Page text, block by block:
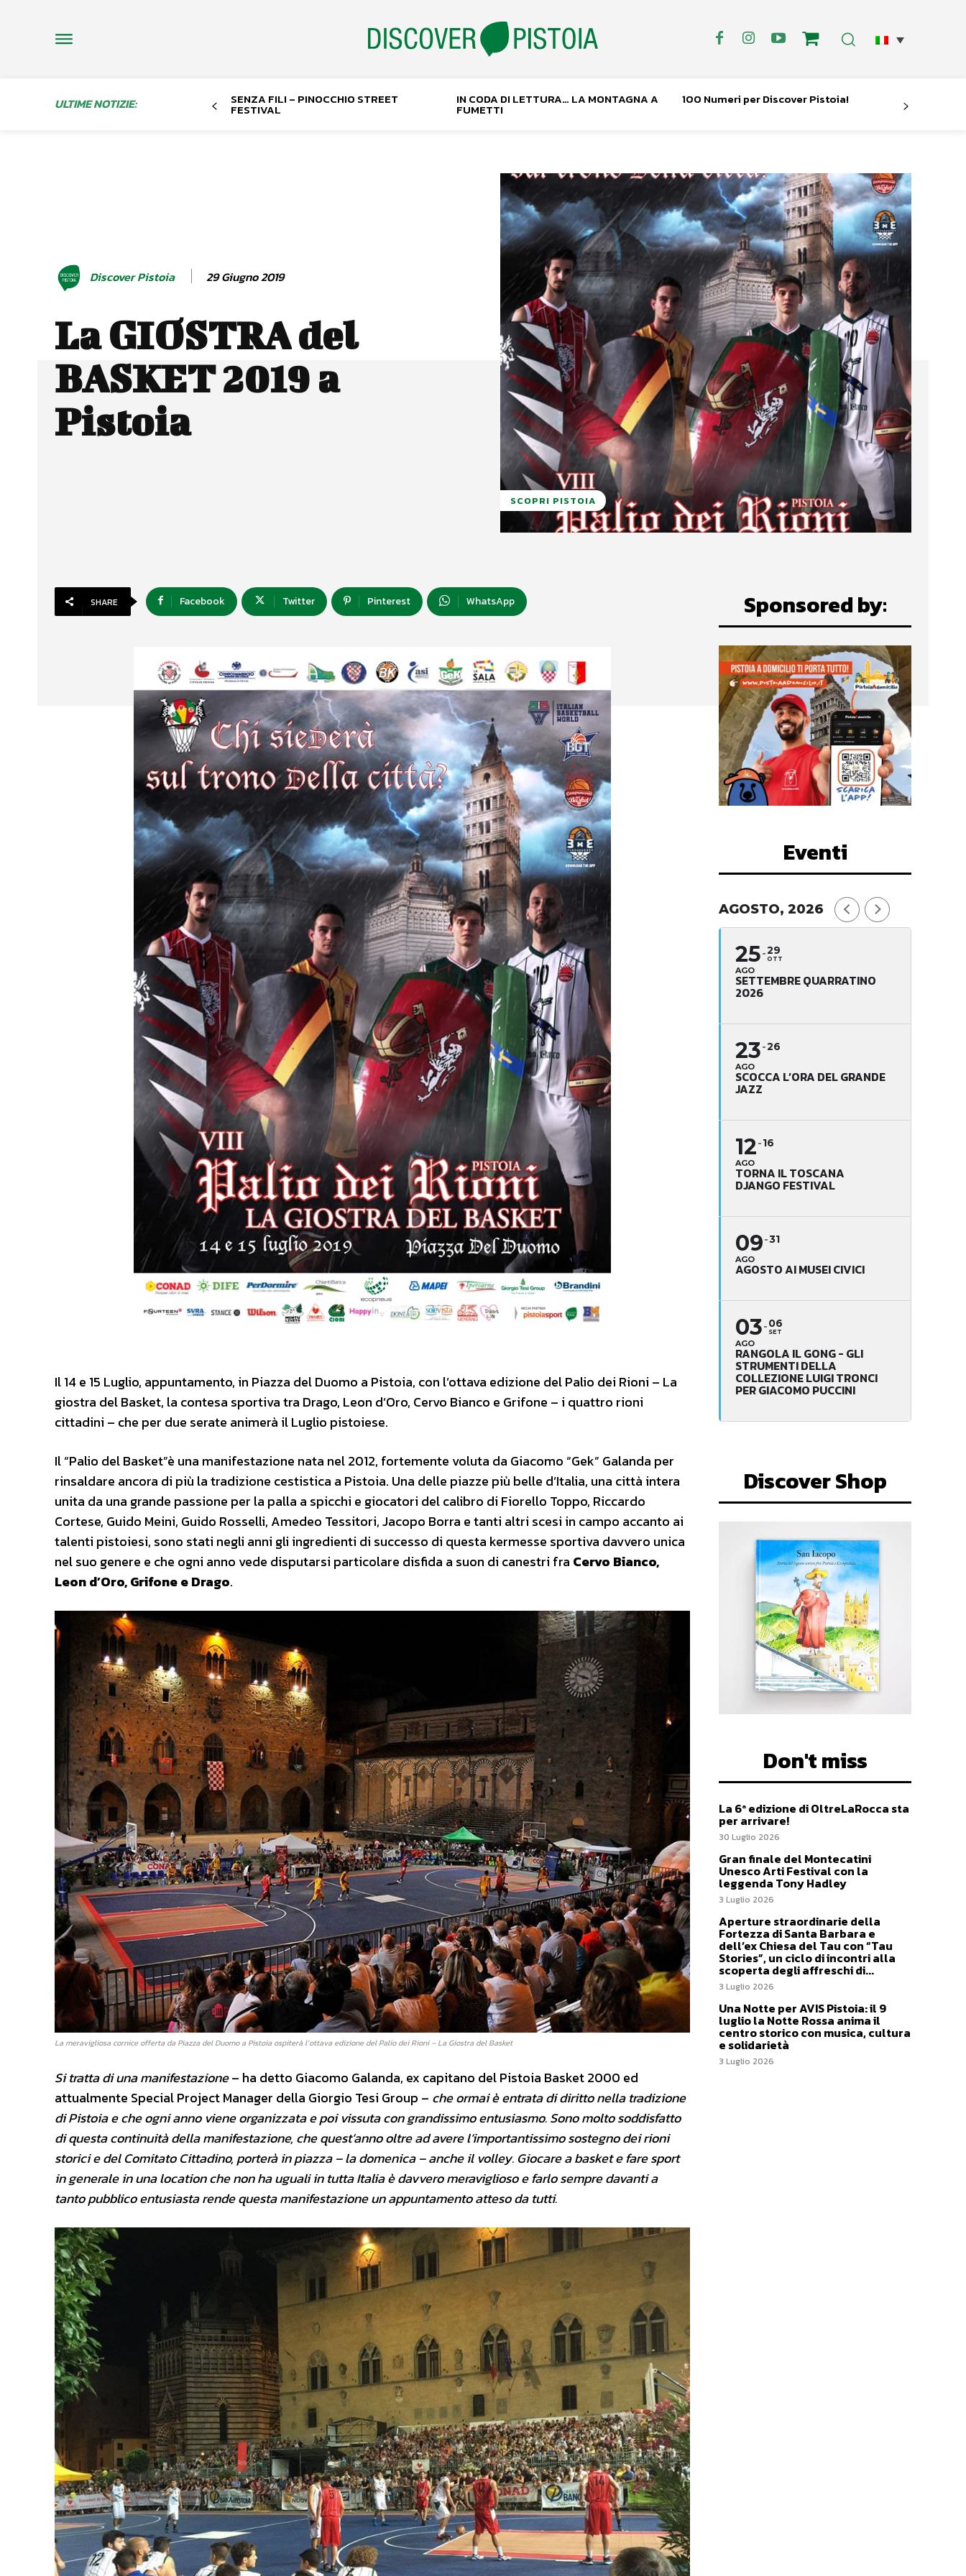
ULTIME NOTIZIE: SENZA FILI – PINOCCHIO STREET
FESTIVAL
IN CODA DI LETTURA… LA MONTAGNA A
FUMETTI
100 Numeri per Discover Pistoia!
Discover Pistoia 29 Giugno 2019
La GIOSTRA del
BASKET 2019 a
Pistoia
SCOPRI PISTOIA
SHARE Facebook Twitter Pinterest WhatsApp
Il 14 e 15 Luglio, appuntamento, in Piazza del Duomo a Pistoia, con l’ottava edizione del Palio dei Rioni – La
giostra del Basket, la contesa sportiva tra Drago, Leon d’Oro, Cervo Bianco e Grifone – i quattro rioni
cittadini – che per due serate animerà il Luglio pistoiese.
Il “Palio del Basket”è una manifestazione nata nel 2012, fortemente voluta da Giacomo “Gek” Galanda per
rinsaldare ancora di più la tradizione cestistica a Pistoia. Una delle piazze più belle d’Italia, una città intera
unita da una grande passione per la palla a spicchi e giocatori del calibro di Fiorello Toppo, Riccardo
Cortese, Guido Meini, Guido Rosselli, Amedeo Tessitori, Jacopo Borra e tanti altri scesi in campo accanto ai
talenti pistoiesi, sono stati negli anni gli ingredienti di successo di questa kermesse sportiva davvero unica
nel suo genere e che ogni anno vede disputarsi particolare disfida a suon di canestri fra Cervo Bianco,
Leon d’Oro, Grifone e Drago.
La meravigliosa cornice offerta da Piazza del Duomo a Pistoia ospiterà l’ottava edizione del Palio dei Rioni – La Giostra del Basket
Si tratta di una manifestazione– ha detto Giacomo Galanda, ex capitano del Pistoia Basket 2000 ed
attualmente Special Project Manager della Giorgio Tesi Group – che ormai è entrata di diritto nella tradizione
di Pistoia e che ogni anno viene organizzata e poi vissuta con grandissimo entusiasmo. Sono molto soddisfatto
di questa continuità della manifestazione, che quest’anno oltre ad avere l’importantissimo sostegno dei rioni
storici e del Comitato Cittadino, porterà in piazza – la domenica – anche il volley. Giocare a basket e fare sport
in generale in una location che non ha uguali in tutta Italia è davvero meraviglioso e farlo sempre davanti a
tanto pubblico entusiasta rende questa manifestazione un appuntamento atteso da tutti.
Sponsored by:
Eventi
AGOSTO, 2026
25
AGO
29
OTT
SETTEMBRE QUARRATINO
2026
23
AGO
26
SCOCCA L’ORA DEL GRANDE
JAZZ
12
AGO
16
TORNA IL TOSCANA
DJANGO FESTIVAL
09
AGO
31
AGOSTO AI MUSEI CIVICI
03
AGO
06
SET
RANGOLA IL GONG - GLI
STRUMENTI DELLA
COLLEZIONE LUIGI TRONCI
PER GIACOMO PUCCINI
Discover Shop
Don't miss
La 6ª edizione di OltreLaRocca sta
per arrivare!
30 Luglio 2026
Gran finale del Montecatini
Unesco Arti Festival con la
leggenda Tony Hadley
3 Luglio 2026
Aperture straordinarie della
Fortezza di Santa Barbara e
dell’ex Chiesa del Tau con “Tau
Stories”, un ciclo di incontri alla
scoperta degli affreschi di...
3 Luglio 2026
Una Notte per AVIS Pistoia: il 9
luglio la Notte Rossa anima il
centro storico con musica, cultura
e solidarietà
3 Luglio 2026